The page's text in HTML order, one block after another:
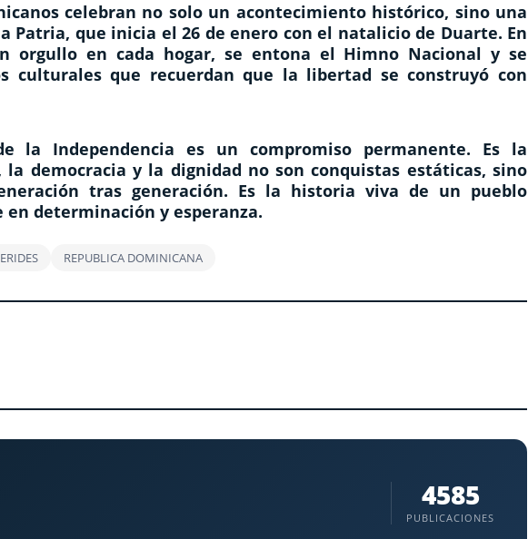
celebran no solo un acontecimiento histórico, sino una
Patria, que inicia el 26 de enero con el natalicio de Duarte. En
orgullo en cada hogar, se entona el Himno Nacional y se
culturales que recuerdan que la libertad se construyó con
la Independencia es un compromiso permanente. Es la
democracia y la dignidad no son conquistas estáticas, sino
tras generación. Es la historia viva de un pueblo
determinación y esperanza.
REPUBLICA DOMINICANA
4585
PUBLICACIONES